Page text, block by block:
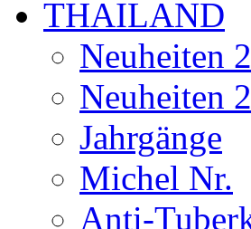
THAILAND
Neuheiten
Neuheiten
Jahrgänge
Michel Nr.
Anti-